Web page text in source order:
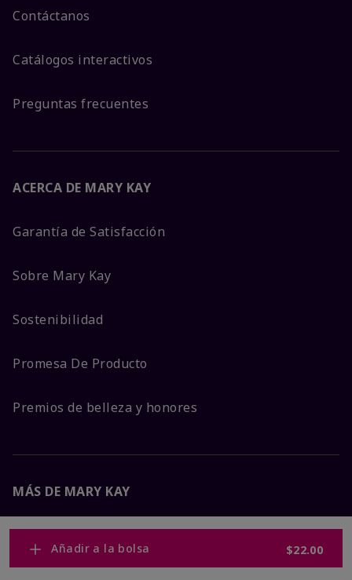
Añadir a la bolsa $22.00
Contáctanos
Catálogos interactivos
Preguntas frecuentes
ACERCA DE MARY KAY
Garantía de Satisfacción
Sobre Mary Kay
Sostenibilidad
Promesa De Producto
Premios de belleza y honores
MÁS DE MARY KAY